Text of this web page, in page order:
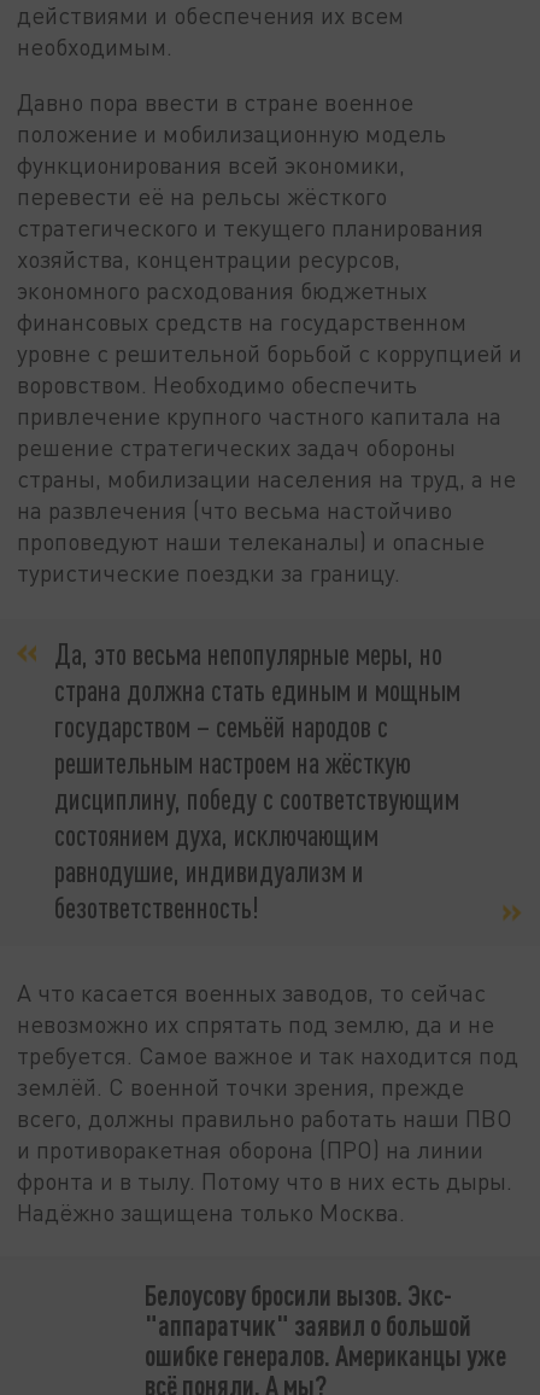
действиями и обеспечения их всем
необходимым.
Давно пора ввести в стране военное
положение и мобилизационную модель
функционирования всей экономики,
перевести её на рельсы жёсткого
стратегического и текущего планирования
хозяйства, концентрации ресурсов,
экономного расходования бюджетных
финансовых средств на государственном
уровне с решительной борьбой с коррупцией и
воровством. Необходимо обеспечить
привлечение крупного частного капитала на
решение стратегических задач обороны
страны, мобилизации населения на труд, а не
на развлечения (что весьма настойчиво
проповедуют наши телеканалы) и опасные
туристические поездки за границу.
Да, это весьма непопулярные меры, но
страна должна стать единым и мощным
государством – семьёй народов с
решительным настроем на жёсткую
дисциплину, победу с соответствующим
состоянием духа, исключающим
равнодушие, индивидуализм и
безответственность!
А что касается военных заводов, то сейчас
невозможно их спрятать под землю, да и не
требуется. Самое важное и так находится под
землёй. С военной точки зрения, прежде
всего, должны правильно работать наши ПВО
и противоракетная оборона (ПРО) на линии
фронта и в тылу. Потому что в них есть дыры.
Надёжно защищена только Москва.
Белоусову бросили вызов. Экс-
"аппаратчик" заявил о большой
ошибке генералов. Американцы уже
всё поняли. А мы?